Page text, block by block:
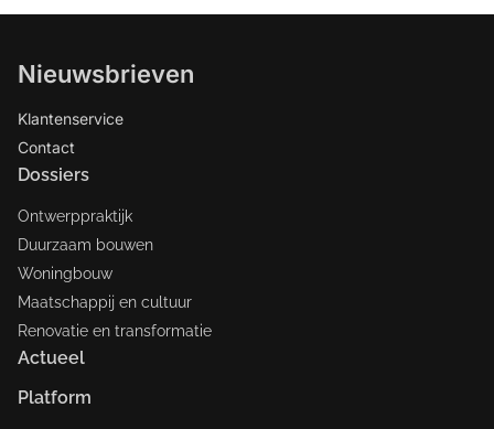
Nieuwsbrieven
Klantenservice
Contact
Dossiers
Ontwerppraktijk
Duurzaam bouwen
Woningbouw
Maatschappij en cultuur
Renovatie en transformatie
Actueel
Platform